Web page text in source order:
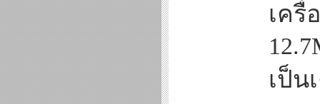
เครื่
เป็น